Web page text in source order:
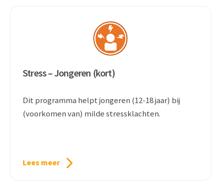
Stress – Jongeren (kort)
Dit programma helpt jongeren (12-18 jaar) bij
(voorkomen van) milde stressklachten.
Lees meer